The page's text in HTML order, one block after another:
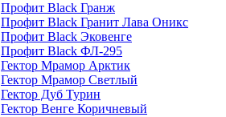
Профит Black Гранж
Профит Black Гранит Лава Оникс
Профит Black Эковенге
Профит Black ФЛ-295
Гектор Мрамор Арктик
Гектор Мрамор Светлый
Гектор Дуб Турин
Гектор Венге Коричневый